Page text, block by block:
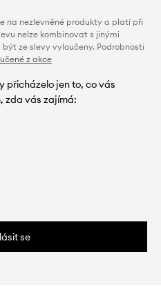
na nezlevněné produkty a platí při
nelze kombinovat s jinými
ze slevy vyloučeny. Podrobnosti
z akce
přicházelo jen to, co vás
zda vás zajímá:
se